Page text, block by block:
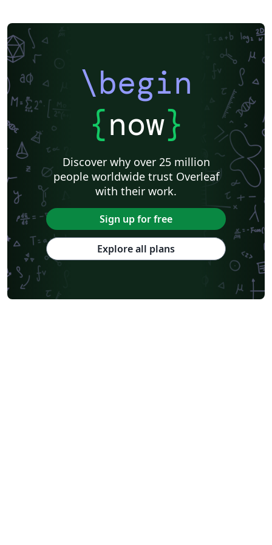
\begin
{now}
Discover why over 25 million
people worldwide trust Overleaf
with their work.
Sign up for free
Explore all plans